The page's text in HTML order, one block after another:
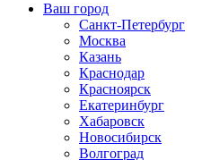
Ваш город
Санкт-Петербург
Москва
Казань
Краснодар
Красноярск
Екатеринбург
Хабаровск
Новосибирск
Волгоград